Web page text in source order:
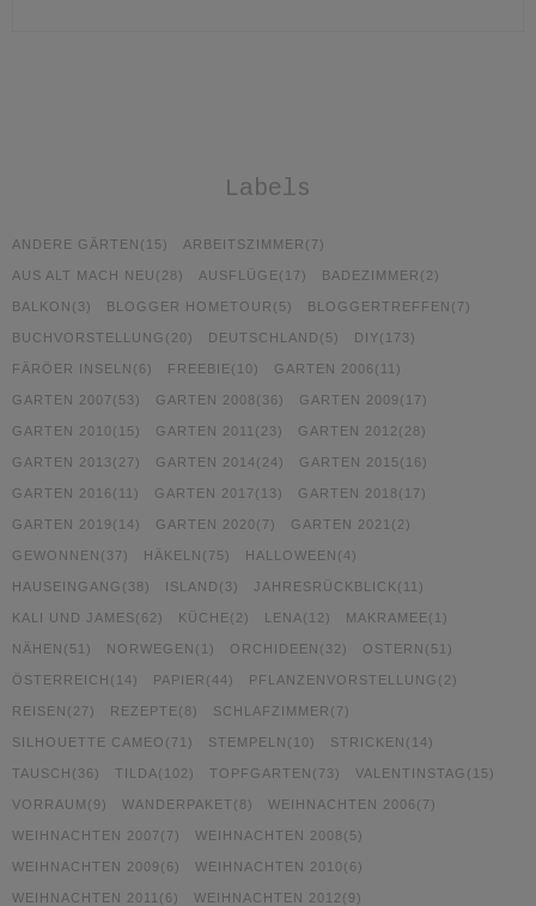
Labels
ANDERE GÄRTEN (15) ARBEITSZIMMER (7)
AUS ALT MACH NEU (28) AUSFLÜGE (17) BADEZIMMER (2)
BALKON (3) BLOGGER HOMETOUR (5) BLOGGERTREFFEN (7)
BUCHVORSTELLUNG (20) DEUTSCHLAND (5) DIY(173)
FÄRÖER INSELN (6) FREEBIE (10) GARTEN 2006 (11)
GARTEN 2007 (53) GARTEN 2008(36) GARTEN 2009 (17)
GARTEN 2010(15) GARTEN 2011 (23) GARTEN 2012 (28)
GARTEN 2013 (27) GARTEN 2014(24) GARTEN 2015(16)
GARTEN 2016 (11) GARTEN 2017 (13) GARTEN 2018(17)
GARTEN 2019 (14) GARTEN 2020(7) GARTEN 2021 (2)
GEWONNEN (37) HÄKELN (75) HALLOWEEN (4)
HAUSEINGANG (38) ISLAND (3) JAHRESRÜCKBLICK (11)
KALI UND JAMES(62) KÜCHE (2) LENA(12) MAKRAMEE (1)
NÄHEN (51) NORWEGEN (1) ORCHIDEEN (32) OSTERN (51)
ÖSTERREICH (14) PAPIER (44) PFLANZENVORSTELLUNG (2)
REISEN (27) REZEPTE (8) SCHLAFZIMMER (7)
SILHOUETTE CAMEO (71) STEMPELN (10) STRICKEN (14)
TAUSCH (36) TILDA(102) TOPFGARTEN (73) VALENTINSTAG (15)
VORRAUM (9) WANDERPAKET (8) WEIHNACHTEN 2006 (7)
WEIHNACHTEN 2007 (7) WEIHNACHTEN 2008(5)
WEIHNACHTEN 2009 (6) WEIHNACHTEN 2010(6)
WEIHNACHTEN 2011 (6) WEIHNACHTEN 2012 (9)